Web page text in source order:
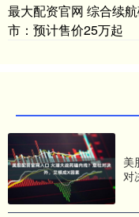
最大配资官网 综合续
市：预计售价25万起
美
对